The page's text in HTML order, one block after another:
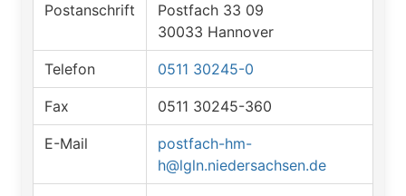
Postanschrift
Postfach 33 09
30033 Hannover
Telefon 0511 30245-0
Fax 0511 30245-360
E-Mail
postfach-hm-
h@lgln.niedersachsen.de